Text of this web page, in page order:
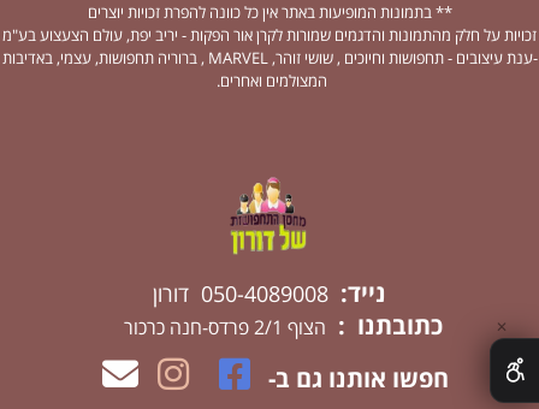
** בתמונות המופיעות באתר אין כל כוונה להפרת זכויות יוצרים
זכויות על חלק מהתמונות והדגמים שמורות לקרן אור הפקות - יריב יפת, עולם הצעצוע בע"מ
-ענת עיצובים - תחפושות וחיוכים , שושי זוהר, MARVEL , ברוריה תחפושות, עצמי, באדיבות
המצולמים ואחרים.
נייד: 050-4089008 דורון
כתובתנו : הצוף 2/1 פרדס-חנה כרכור
חפשו אותנו גם ב-
✕